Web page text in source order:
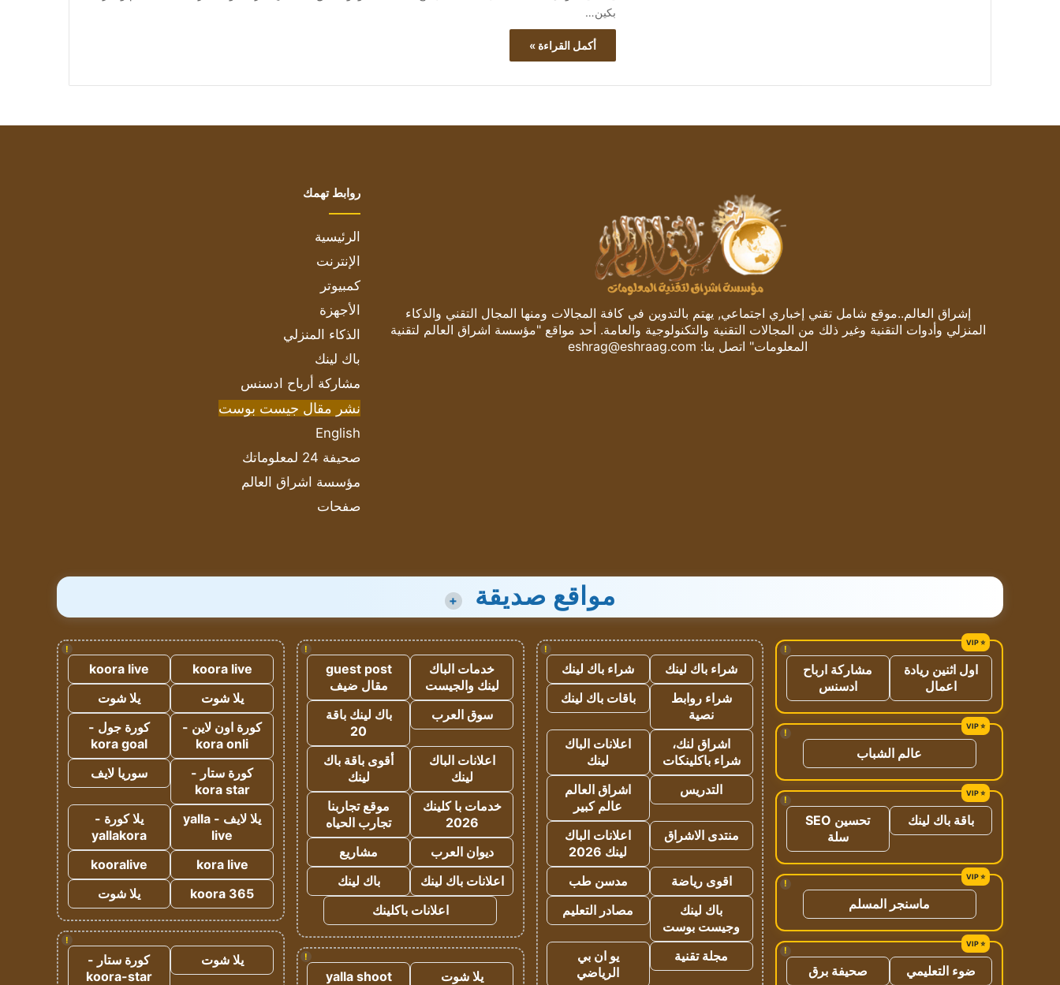
بكين…
أكمل القراءة »
إشراق العالم..موقع شامل تقني إخباري اجتماعي, يهتم بالتدوين في كافة المجالات ومنها المجال التقني والذكاء
المنزلي وأدوات التقنية وغير ذلك من المجالات التقنية والتكنولوجية والعامة. أحد مواقع "مؤسسة اشراق العالم لتقنية
المعلومات" اتصل بنا: eshrag@eshraag.com
روابط تهمك
الرئيسية
الإنترنت
كمبيوتر
الأجهزة
الذكاء المنزلي
باك لينك
مشاركة أرباح ادسنس
نشر مقال جيست بوست
English
صحيفة 24 لمعلوماتك
مؤسسة اشراق العالم
صفحات
مواقع صديقة +
!
اول اثنين ريادة
اعمال
مشاركة ارباح
ادسنس
!
عالم الشباب
!
باقة باك لينك
تحسين SEO
سلة
!
ماسنجر المسلم
!
ضوء التعليمي
صحيفة برق
!
شراء باك لينك
شراء باك لينك
شراء روابط
نصية
باقات باك لينك
اشراق لنك،
شراء باكلينكات
اعلانات الباك
لينك
التدريس
اشراق العالم
عالم كبير
منتدى الاشراق
اعلانات الباك
لينك 2026
اقوى رياضة
مدسن طب
باك لينك
وجيست بوست
مصادر التعليم
مجلة تقنية
يو ان بي
الرياضي
!
خدمات الباك
لينك والجيست
guest post
مقال ضيف
سوق العرب
باك لينك باقة
20
اعلانات الباك
لينك
أقوى باقة باك
لينك
خدمات با كلينك
2026
موقع تجاربنا
تجارب الحياه
ديوان العرب
مشاريع
اعلانات باك لينك
باك لينك
اعلانات باكلينك
!
يلا شوت
yalla shoot
!
koora live
koora live
يلا شوت
يلا شوت
كورة اون لاين -
kora onli
كورة جول -
kora goal
كورة ستار -
kora star
سوريا لايف
يلا لايف - yalla
live
يلا كورة -
yallakora
kora live
kooralive
koora 365
يلا شوت
!
يلا شوت
كورة ستار -
koora-star